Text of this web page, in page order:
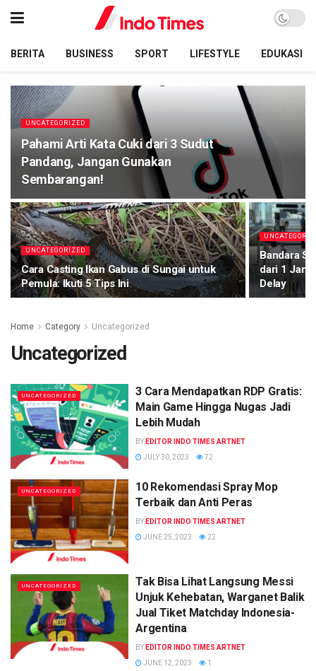
BERITA BUSINESS SPORT LIFESTYLE EDUKASI
UNCATEGORIZED
Pahami Arti Kata Cuki dari 3 Sudut
Pandang, Jangan Gunakan
Sembarangan!
UNCATEGORIZED
Cara Casting Ikan Gabus di Sungai untuk
Pemula: Ikuti 5 Tips Ini
Bandara
dari 1 Jam
Delay
Home Category Uncategorized
Uncategorized
UNCATEGORIZED
3 Cara Mendapatkan RDP Gratis:
Main Game Hingga Nugas Jadi
Lebih Mudah
BY EDITOR INDO TIMES ARTNET
JULY 30, 2023
72
UNCATEGORIZED
10 Rekomendasi Spray Mop
Terbaik dan Anti Peras
BY EDITOR INDO TIMES ARTNET
JUNE 25, 2023
22
UNCATEGORIZED
Tak Bisa Lihat Langsung Messi
Unjuk Kehebatan, Warganet Balik
Jual Tiket Matchday Indonesia-
Argentina
BY EDITOR INDO TIMES ARTNET
JUNE 12, 2023
1